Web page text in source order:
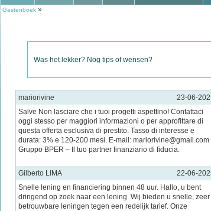
Gastenboek »
Was het lekker? Nog tips of wensen?
mariorivine
23-06-
Salve Non lasciare che i tuoi progetti aspettino! Contattaci
oggi stesso per maggiori informazioni o per approfittare di
questa offerta esclusiva di prestito. Tasso di interesse e
durata: 3% e 120-200 mesi. E-mail: mariorivine@gmail.com
Gruppo BPER – Il tuo partner finanziario di fiducia.
Gilberto LIMA
22-06-
Snelle lening en financiering binnen 48 uur. Hallo, u bent
dringend op zoek naar een lening. Wij bieden u snelle, zeer
betrouwbare leningen tegen een redelijk tarief. Onze